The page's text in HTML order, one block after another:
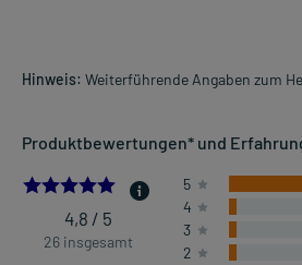
Hinweis: Weiterführende Angaben zum
Produktbewertungen* und
4.769230769230769
4,8 / 5
26 insgesamt
5
4
3
2